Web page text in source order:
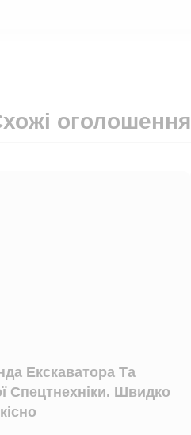
оголошення
Екскаватора Та
Спецтнехніки. Швидко